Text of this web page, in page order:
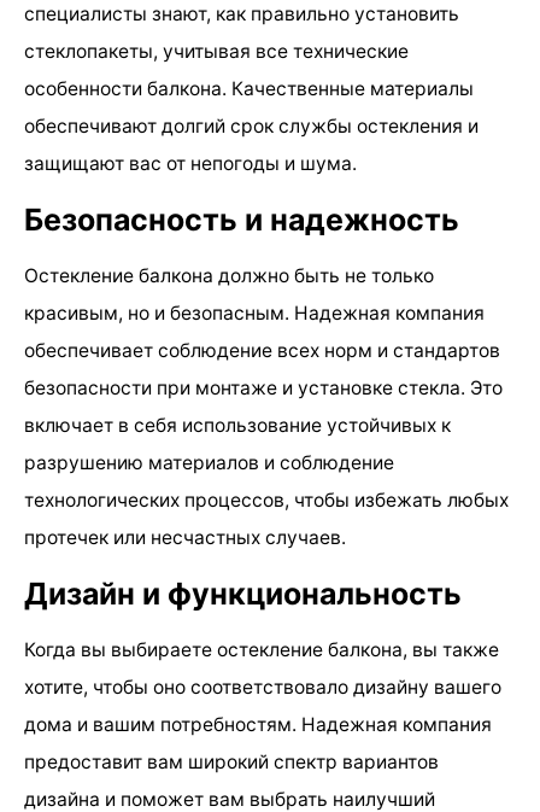
специалисты знают, как правильно установить
стеклопакеты, учитывая все технические
особенности балкона. Качественные материалы
обеспечивают долгий срок службы остекления и
защищают вас от непогоды и шума.
Безопасность и надежность
Остекление балкона должно быть не только
красивым, но и безопасным. Надежная компания
обеспечивает соблюдение всех норм и стандартов
безопасности при монтаже и установке стекла. Это
включает в себя использование устойчивых к
разрушению материалов и соблюдение
технологических процессов, чтобы избежать любых
протечек или несчастных случаев.
Дизайн и функциональность
Когда вы выбираете остекление балкона, вы также
хотите, чтобы оно соответствовало дизайну вашего
дома и вашим потребностям. Надежная компания
предоставит вам широкий спектр вариантов
дизайна и поможет вам выбрать наилучший